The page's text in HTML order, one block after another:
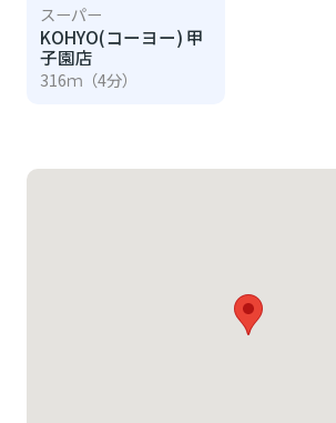
スーパー
KOHYO(コーヨー) 甲
子園店
316ｍ（4分）